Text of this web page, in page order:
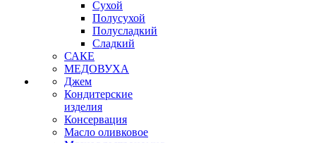
Сухой
Полусухой
Полусладкий
Сладкий
САКЕ
МЕДОВУХА
Джем
Кондитерские
изделия
Консервация
Масло оливковое